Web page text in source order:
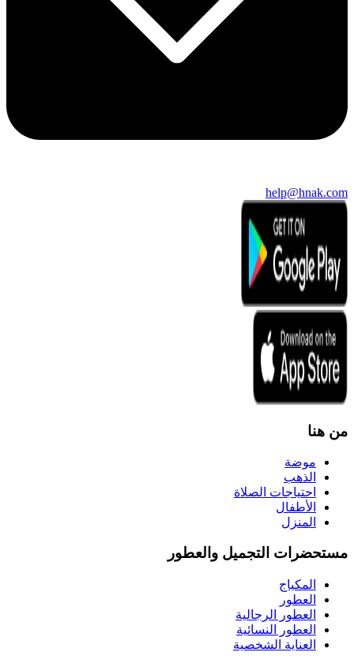
help@hnak.com
من هنا
موضة
الذهب
احتياجات الصلاة
الأطفال
المنزل
مستحضرات التجميل والعطور
المكياج
العطور
العطور الرجالية
العطور النسائية
العناية الشخصية